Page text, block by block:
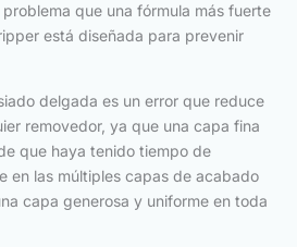
que una fórmula más fuerte
está diseñada para prevenir
delgada es un error que reduce
removedor, ya que una capa fina
que haya tenido tiempo de
en las múltiples capas de acabado
capa generosa y uniforme en toda